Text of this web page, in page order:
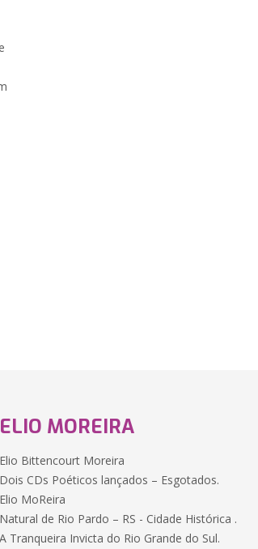
ELIO MOREIRA
Elio Bittencourt Moreira
Dois CDs Poéticos lançados – Esgotados.
Elio MoReira
Natural de Rio Pardo – RS - Cidade Histórica .
A Tranqueira Invicta do Rio Grande do Sul.